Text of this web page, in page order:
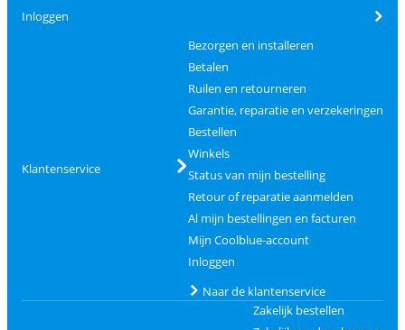
Inloggen
Klantenservice
Bezorgen en installeren
Betalen
Ruilen en retourneren
Garantie, reparatie en verzekeringen
Bestellen
Winkels
Status van mijn bestelling
Retour of reparatie aanmelden
Al mijn bestellingen en facturen
Mijn Coolblue-account
Inloggen
Naar de klantenservice
Zakelijk bestellen